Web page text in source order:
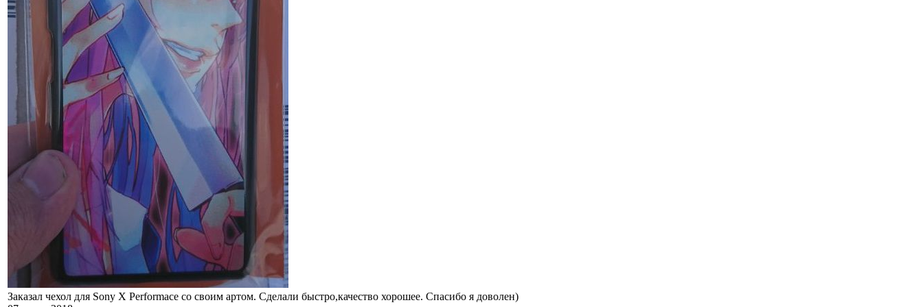
Заказал чехол для Sony X Performace со своим артом. Сделали быстро,качество хорошее. Спасибо я доволен)